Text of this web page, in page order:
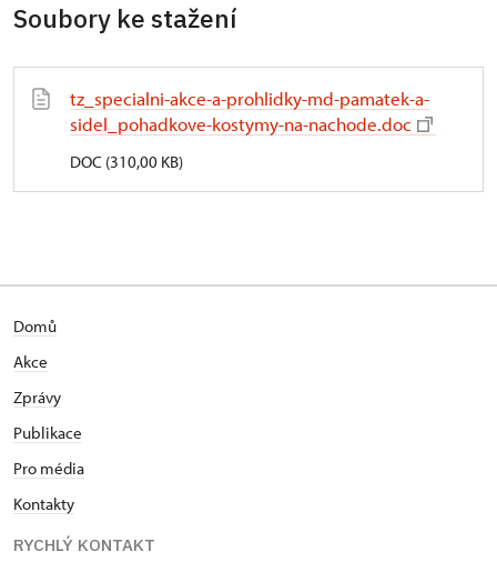
Soubory ke stažení
tz_specialni-akce-a-prohlidky-md-pamatek-a-
sidel_pohadkove-kostymy-na-nachode.doc
DOC (310,00 KB)
Domů
Akce
Zprávy
Publikace
Pro média
Kontakty
RYCHLÝ KONTAKT